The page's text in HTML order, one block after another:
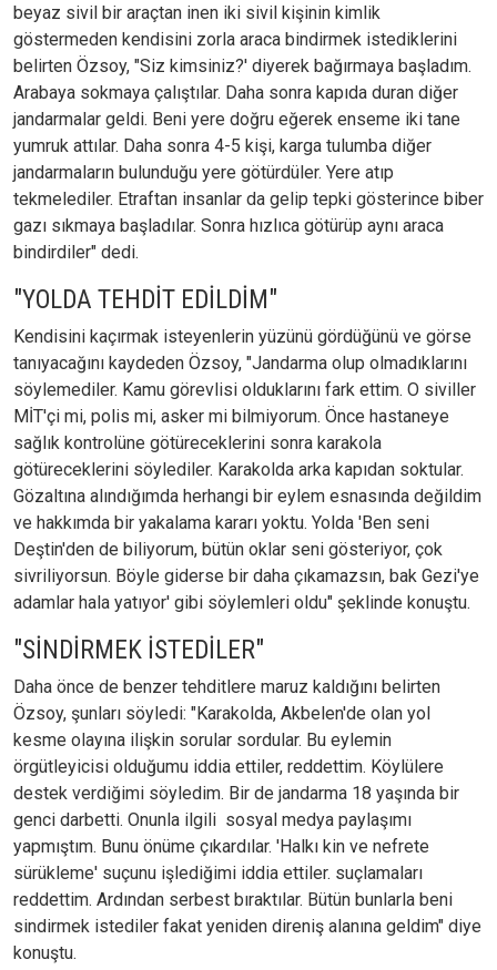
beyaz sivil bir araçtan inen iki sivil kişinin kimlik
göstermeden kendisini zorla araca bindirmek istediklerini
belirten Özsoy, "Siz kimsiniz?' diyerek bağırmaya başladım.
Arabaya sokmaya çalıştılar. Daha sonra kapıda duran diğer
jandarmalar geldi. Beni yere doğru eğerek enseme iki tane
yumruk attılar. Daha sonra 4-5 kişi, karga tulumba diğer
jandarmaların bulunduğu yere götürdüler. Yere atıp
tekmelediler. Etraftan insanlar da gelip tepki gösterince biber
gazı sıkmaya başladılar. Sonra hızlıca götürüp aynı araca
bindirdiler" dedi.
"YOLDA TEHDİT EDİLDİM"
Kendisini kaçırmak isteyenlerin yüzünü gördüğünü ve görse
tanıyacağını kaydeden Özsoy, "Jandarma olup olmadıklarını
söylemediler. Kamu görevlisi olduklarını fark ettim. O siviller
MİT'çi mi, polis mi, asker mi bilmiyorum. Önce hastaneye
sağlık kontrolüne götüreceklerini sonra karakola
götüreceklerini söylediler. Karakolda arka kapıdan soktular.
Gözaltına alındığımda herhangi bir eylem esnasında değildim
ve hakkımda bir yakalama kararı yoktu. Yolda 'Ben seni
Deştin'den de biliyorum, bütün oklar seni gösteriyor, çok
sivriliyorsun. Böyle giderse bir daha çıkamazsın, bak Gezi'ye
adamlar hala yatıyor' gibi söylemleri oldu" şeklinde konuştu.
"SİNDİRMEK İSTEDİLER"
Daha önce de benzer tehditlere maruz kaldığını belirten
Özsoy, şunları söyledi: "Karakolda, Akbelen'de olan yol
kesme olayına ilişkin sorular sordular. Bu eylemin
örgütleyicisi olduğumu iddia ettiler, reddettim. Köylülere
destek verdiğimi söyledim. Bir de jandarma 18 yaşında bir
genci darbetti. Onunla ilgili sosyal medya paylaşımı
yapmıştım. Bunu önüme çıkardılar. 'Halkı kin ve nefrete
sürükleme' suçunu işlediğimi iddia ettiler. suçlamaları
reddettim. Ardından serbest bıraktılar. Bütün bunlarla beni
sindirmek istediler fakat yeniden direniş alanına geldim" diye
konuştu.